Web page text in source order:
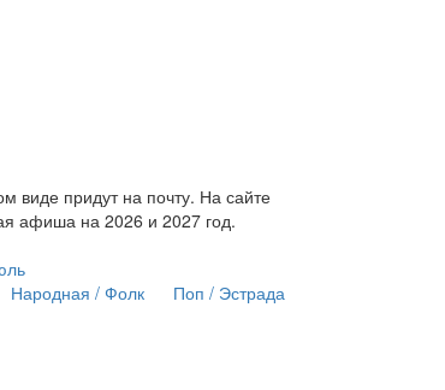
виде придут на почту. На сайте
афиша на 2026 и 2027 год.
Народная / Фолк
Поп / Эстрада